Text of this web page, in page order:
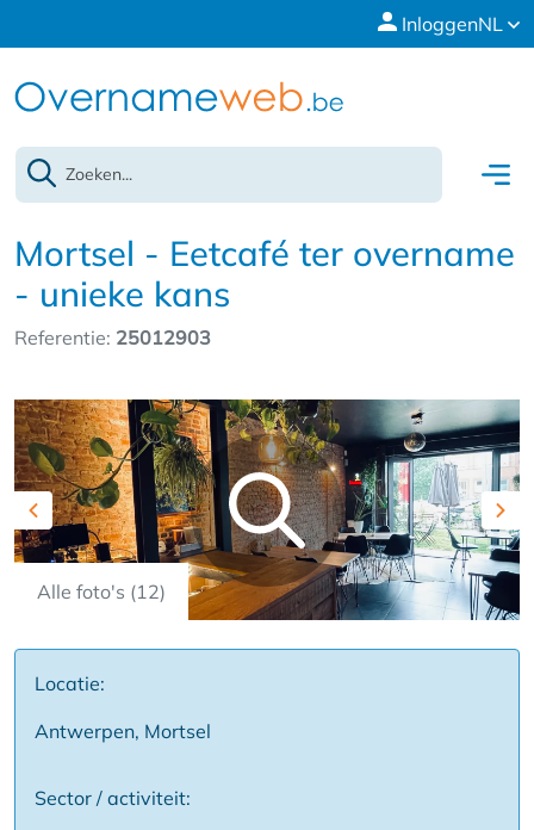
InloggenNL
Mortsel - Eetcafé ter overname
- unieke kans
Referentie: 25012903
Alle foto's (12)
Previous
Locatie:
Antwerpen, Mortsel
Sector / activiteit: